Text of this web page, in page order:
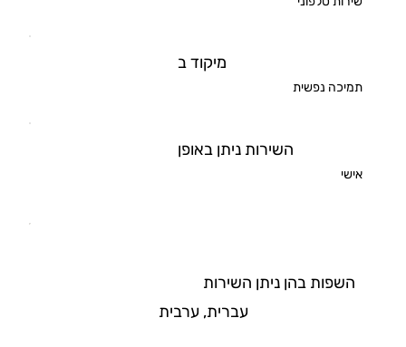
מיקוד ב
תמיכה נפשית
השירות ניתן באופן
אישי
השפות בהן ניתן השירות
עברית, ערבית